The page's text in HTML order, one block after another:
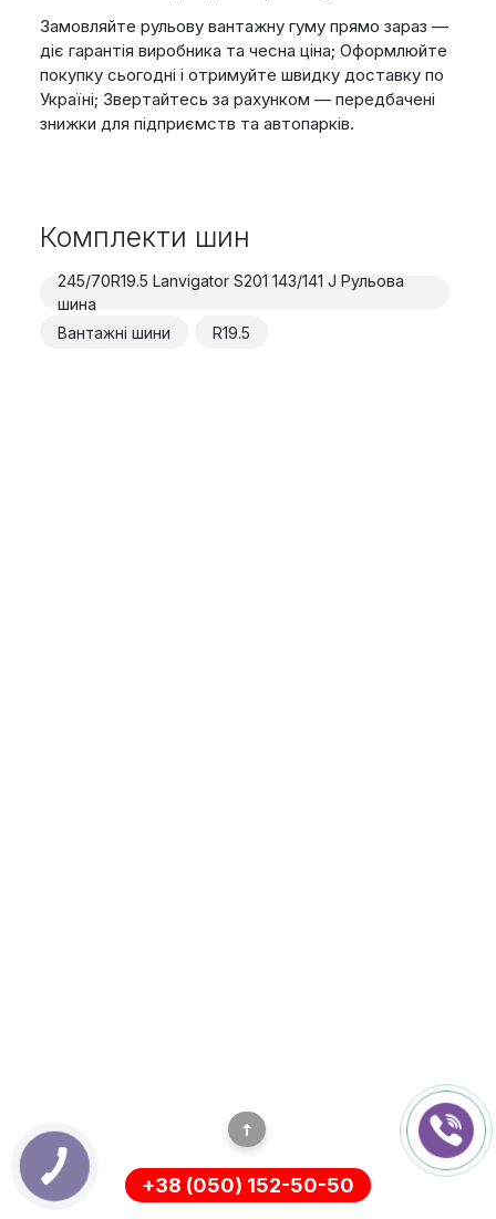
Замовляйте рульову вантажну гуму прямо зараз —
діє гарантія виробника та чесна ціна; Оформлюйте
покупку сьогодні і отримуйте швидку доставку по
Україні; Звертайтесь за рахунком — передбачені
знижки для підприємств та автопарків.
Комплекти шин
245/70R19.5 Lanvigator S201 143/141 J Рульова
шина
Вантажні шини
R19.5
+38 (050) 152-50-50